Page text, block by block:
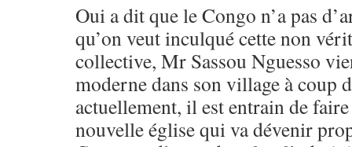
Oui a dit que le Congo n’a pas
qu’on veut inculqué cette non
collective, Mr Sassou Nguesso
moderne dans son village à coup
actuellement, il est entrain de
nouvelle église qui va dévenir